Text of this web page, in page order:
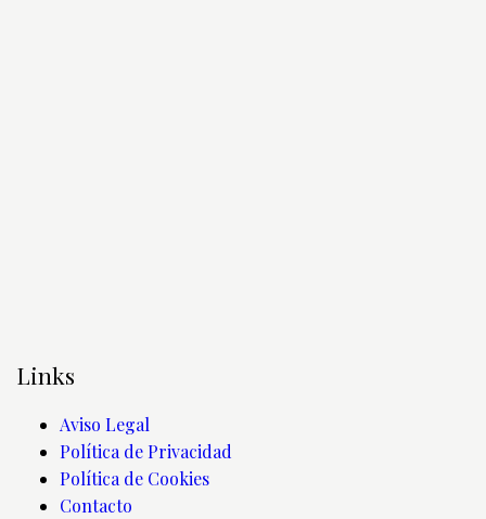
Links
Aviso Legal
Política de Privacidad
Política de Cookies
Contacto